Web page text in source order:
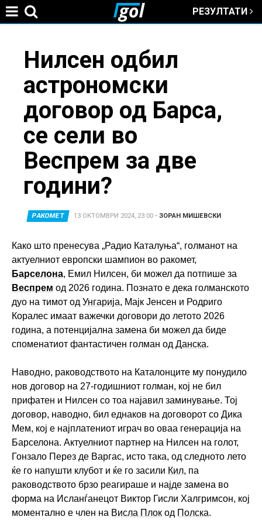
РЕЗУЛТАТИ
here
Нилсен одбил
астрономски
договор од Барса,
се сели во
Веспрем за две
години?
РАКОМЕТ 13 ОКТОМВРИ 2024, 23:00• ЗОРАН МИШЕВСКИ
Како што пренесува „Радио Каталуња“, голманот на
актуелниот европски шампион во ракомет,
Барселона, Емил Нилсен, би можел да потпише за
Веспрем од 2026 година. Познато е дека голманското
дуо на тимот од Унгарија, Мајк Јенсен и Родриго
Коралес имаат важечки договори до летото 2026
година, а потенцијална замена би можел да биде
споменатиот фантастичен голман од Данска.
Наводно, раководството на Каталонците му понудило
нов договор на 27-годишниот голман, кој не бил
прифатен и Нилсен со тоа најавил заминување. Тој
договор, наводно, бил еднаков на договорот со Дика
Мем, кој е најплатениот играч во оваа генерација на
Барселона. Актуелниот партнер на Нилсен на голот,
Гонзало Перез де Варгас, исто така, од следното лето
ќе го напушти клубот и ќе го засили Кил, па
раководството брзо реагираше и најде замена во
форма на Исланѓанецот Виктор Гисли Халгримсон, кој
моментално е член на Висла Плок од Полска.